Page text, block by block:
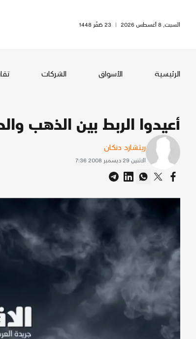
السبت, 8 أغسطس 2026 | 23 صَفَر 1448
الرئيسية الأسواق الشركات
أعيدوا الربط بين الذهب
ريتشارد دنكان
الاثنين 29 ديسمبر 2008 7:36